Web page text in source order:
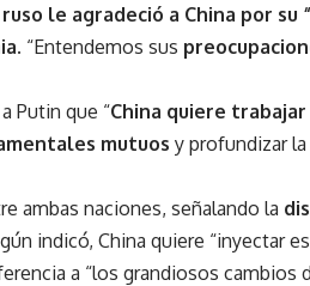
le agradeció a China por su
“Entendemos sus
Putin que “China quiere
mutuos y profundizar
ambas naciones, señalando la
indicó, China quiere “inyectar
a “los grandiosos cambios